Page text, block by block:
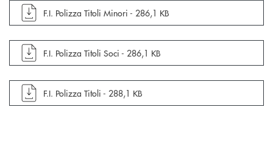
apre documento in una nuova finestra
F.I. Polizza Titoli Minori - 286,1 KB
apre documento in una nuova finestra
F.I. Polizza Titoli Soci - 286,1 KB
apre documento in una nuova finestra
F.I. Polizza Titoli - 288,1 KB